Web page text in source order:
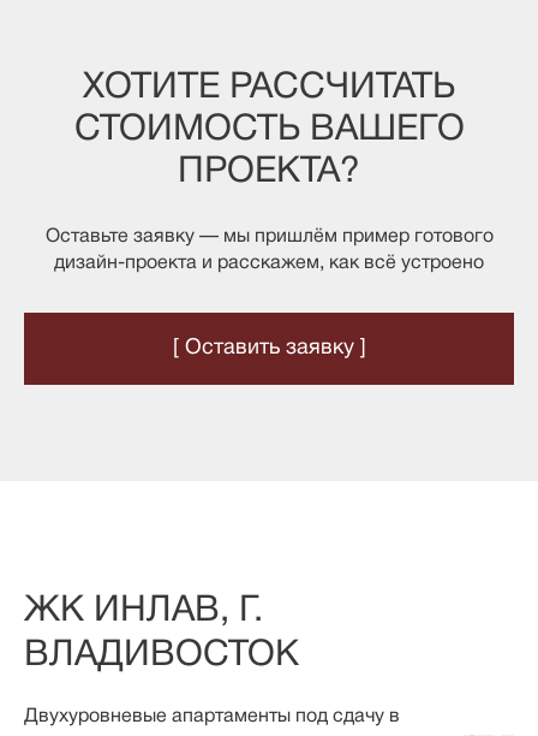
ХОТИТЕ РАССЧИТАТЬ
СТОИМОСТЬ ВАШЕГО
ПРОЕКТА?
Оставьте заявку — мы пришлём пример готового
дизайн-проекта и расскажем, как всё устроено
[ Оставить заявку ]
ЖК ИНЛАВ, Г.
ВЛАДИВОСТОК
Двухуровневые апартаменты под сдачу в